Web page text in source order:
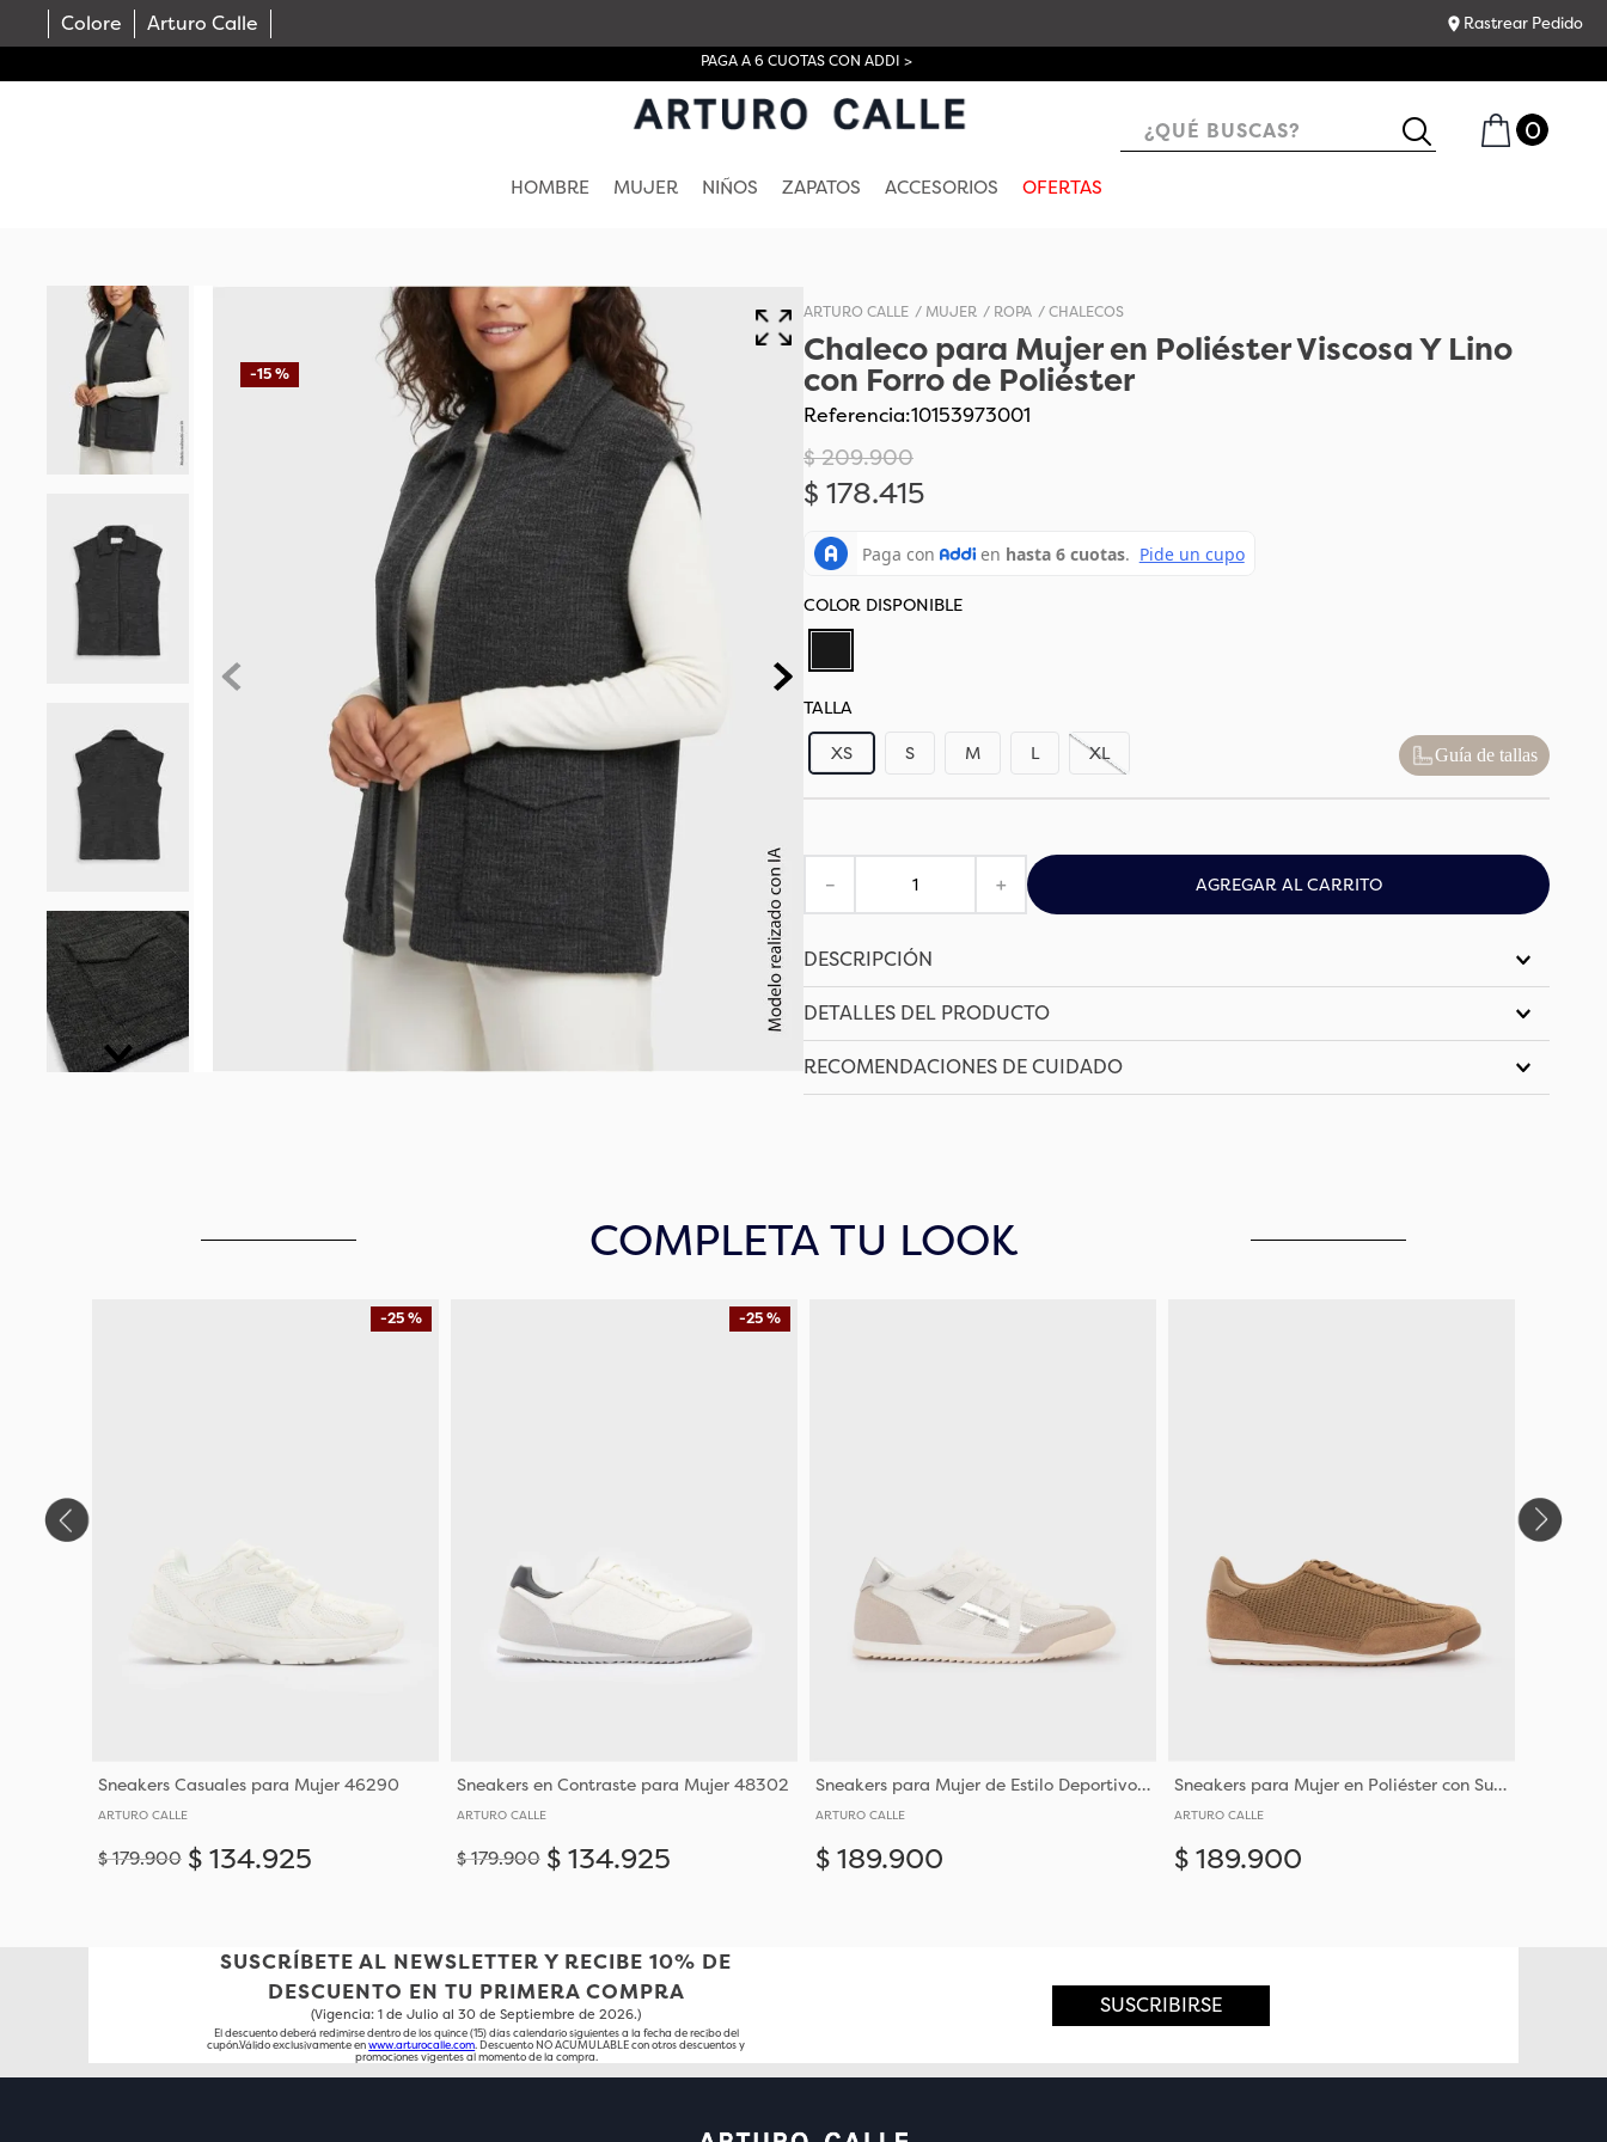
Colore Arturo Calle Rastrear Pedido
PAGA A 6 CUOTAS CON ADDI >
¿QUÉ BUSCAS?
HOMBRE MUJER NIÑOS ZAPATOS ACCESORIOS OFERTAS
-15 %
MUJER ROPA CHALECOS
Chaleco para Mujer en Poliéster Viscosa Y Lino
con Forro de Poliéster
Referencia:10153973001
$ 209.900
$ 178.415
TALLA
XS S M L XL Guía de tallas
＋
－ AGREGAR AL CARRITO
DESCRIPCIÓN
DETALLES DEL PRODUCTO
RECOMENDACIONES DE CUIDADO
COMPLETA TU LOOK
-25 %
Sneakers Casuales para Mujer 46290
ARTURO CALLE
$ 179.900 $ 134.925
-25 %
Sneakers en Contraste para Mujer 48302
ARTURO CALLE
$ 179.900 $ 134.925
Sneakers para Mujer de Estilo Deportivo con Materiales Sintéticos Y Suela Resistente
ARTURO CALLE
$ 189.900
Sneakers para Mujer en Poliéster con Suela Sintetica Duradera
ARTURO CALLE
$ 189.900
SUSCRÍBETE AL NEWSLETTER Y RECIBE 10% DE
DESCUENTO EN TU PRIMERA COMPRA
(Vigencia: 1 de Julio al 30 de Septiembre de 2026.)
El descuento deberá redimirse dentro de los quince (15) días calendario siguientes a la fecha de recibo del
cupón.Válido exclusivamente enwww.arturocalle.com. Descuento NO ACUMULABLE con otros descuentos y
promociones vigentes al momento de la compra.
SUSCRIBIRSE